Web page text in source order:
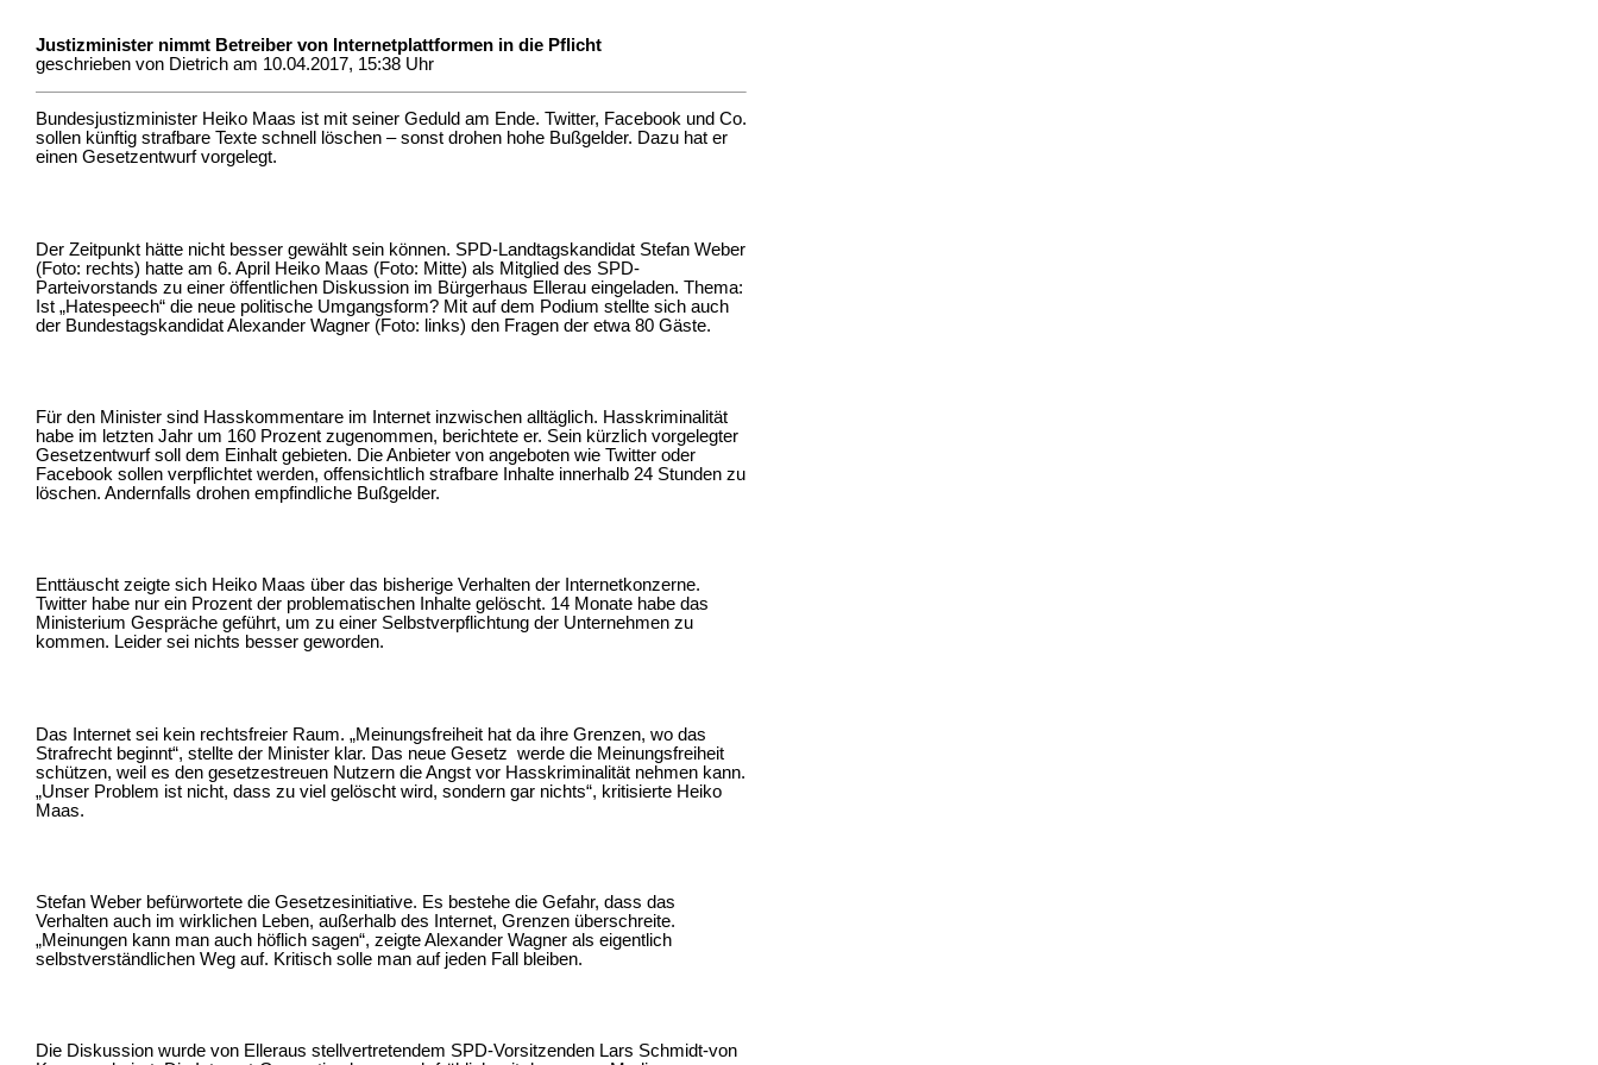
Justizminister nimmt Betreiber von Internetplattformen in die Pflicht
geschrieben von Dietrich am 10.04.2017, 15:38 Uhr
Bundesjustizminister Heiko Maas ist mit seiner Geduld am Ende. Twitter, Facebook und Co.
sollen künftig strafbare Texte schnell löschen – sonst drohen hohe Bußgelder. Dazu hat er
einen Gesetzentwurf vorgelegt.
Der Zeitpunkt hätte nicht besser gewählt sein können. SPD-Landtagskandidat Stefan Weber
(Foto: rechts) hatte am 6. April Heiko Maas (Foto: Mitte) als Mitglied des SPD-
Parteivorstands zu einer öffentlichen Diskussion im Bürgerhaus Ellerau eingeladen. Thema:
Ist „Hatespeech“ die neue politische Umgangsform? Mit auf dem Podium stellte sich auch
der Bundestagskandidat Alexander Wagner (Foto: links) den Fragen der etwa 80 Gäste.
Für den Minister sind Hasskommentare im Internet inzwischen alltäglich. Hasskriminalität
habe im letzten Jahr um 160 Prozent zugenommen, berichtete er. Sein kürzlich vorgelegter
Gesetzentwurf soll dem Einhalt gebieten. Die Anbieter von angeboten wie Twitter oder
Facebook sollen verpflichtet werden, offensichtlich strafbare Inhalte innerhalb 24 Stunden zu
löschen. Andernfalls drohen empfindliche Bußgelder.
Enttäuscht zeigte sich Heiko Maas über das bisherige Verhalten der Internetkonzerne.
Twitter habe nur ein Prozent der problematischen Inhalte gelöscht. 14 Monate habe das
Ministerium Gespräche geführt, um zu einer Selbstverpflichtung der Unternehmen zu
kommen. Leider sei nichts besser geworden.
Das Internet sei kein rechtsfreier Raum. „Meinungsfreiheit hat da ihre Grenzen, wo das
Strafrecht beginnt“, stellte der Minister klar. Das neue Gesetz werde die Meinungsfreiheit
schützen, weil es den gesetzestreuen Nutzern die Angst vor Hasskriminalität nehmen kann.
„Unser Problem ist nicht, dass zu viel gelöscht wird, sondern gar nichts“, kritisierte Heiko
Maas.
Stefan Weber befürwortete die Gesetzesinitiative. Es bestehe die Gefahr, dass das
Verhalten auch im wirklichen Leben, außerhalb des Internet, Grenzen überschreite.
„Meinungen kann man auch höflich sagen“, zeigte Alexander Wagner als eigentlich
selbstverständlichen Weg auf. Kritisch solle man auf jeden Fall bleiben.
Die Diskussion wurde von Elleraus stellvertretendem SPD-Vorsitzenden Lars Schmidt-von